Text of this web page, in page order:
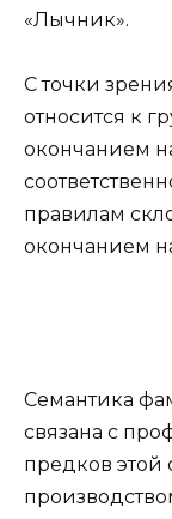
«Лычник».
С точки
относится к
окончанием
правилам
окончанием
Семантика
связана с
предков